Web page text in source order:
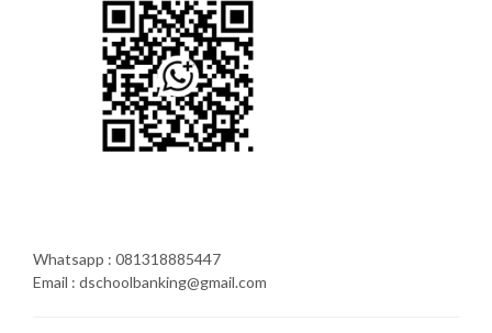
Whatsapp : 081318885447
Email : dschoolbanking@gmail.com